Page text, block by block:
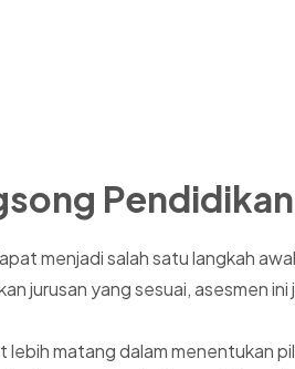
menjadi salah satu langkah
jurusan yang sesuai, asesmen
matang dalam menentukan